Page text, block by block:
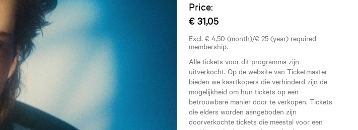
Price:
€ 31,05
Excl. € 4,50 (month)/€ 25 (year) required
membership.
Alle tickets voor dit programma zijn
uitverkocht. Op de website van Ticketmaster
bieden we kaartkopers die verhinderd zijn de
mogelijkheid om hun tickets op een
betrouwbare manier door te verkopen. Tickets
die elders worden aangeboden zijn
doorverkochte tickets die meestal voor een